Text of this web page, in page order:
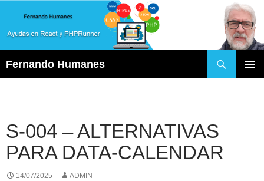
Fernando Humanes
S-004 – ALTERNATIVAS
PARA DATA-CALENDAR
14/07/2025 ADMIN